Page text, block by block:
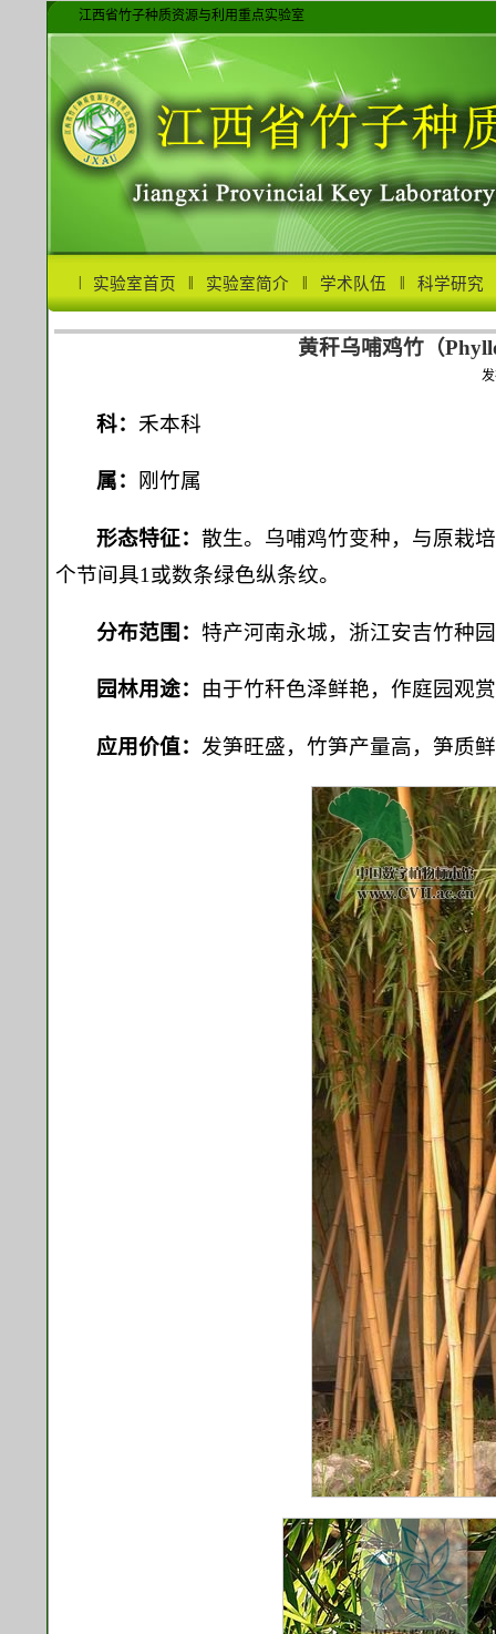
江西省竹子种质资源与利用重点实验室
实验室首页 实验室简介 学术队伍 科学研究
黄秆乌哺鸡竹（
科： 禾本科
属： 刚竹属
形态特征：散生。乌哺鸡竹变种，与原栽
个节间具1或数条绿色纵条纹。
分布范围：特产河南永城，浙江安吉竹种
园林用途： 由于竹秆色泽鲜艳，作庭园观
应用价值： 发笋旺盛，竹笋产量高，笋质